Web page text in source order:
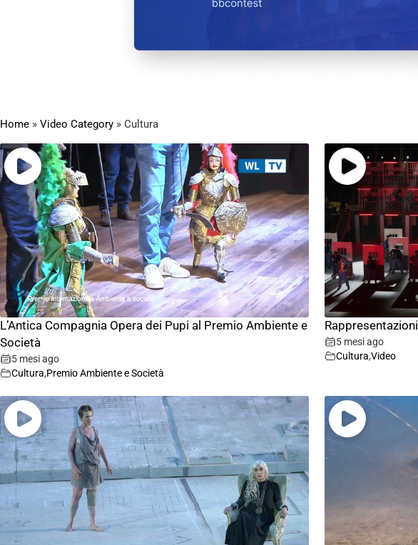
Home » Video Category » Cultura
L’Antica Compagnia Opera dei Pupi al Premio Ambiente e
Società
5 mesi ago
Cultura,Premio Ambiente e Società
5 mesi ago
Cultura,Video